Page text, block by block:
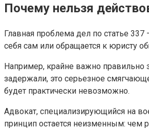
Почему нельзя
Главная проблема дел по статье
себя сам или обращается к юристу
Например, крайне важно правильно
задержали, это серьезное
будет практически невозможно.
Адвокат, специализирующийся на
принцип остается неизменным: